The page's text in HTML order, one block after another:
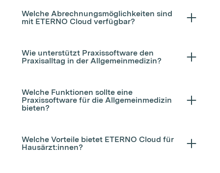
Welche Abrechnungsmöglichkeiten sind
mit ETERNO Cloud verfügbar?
Wie unterstützt Praxissoftware den
Praxisalltag in der Allgemeinmedizin?
Welche Funktionen sollte eine
Praxissoftware für die Allgemeinmedizin
bieten?
Welche Vorteile bietet ETERNO Cloud für
Hausärzt:innen?